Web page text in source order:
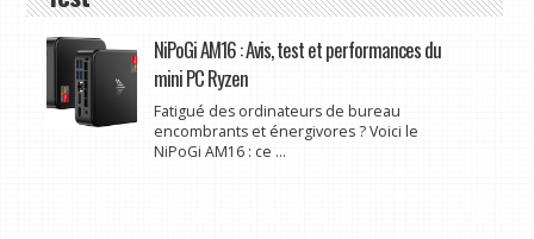
NiPoGi AM16 : Avis, test et performances du
mini PC Ryzen
Fatigué des ordinateurs de bureau
encombrants et énergivores ? Voici le
NiPoGi AM16 : ce ...